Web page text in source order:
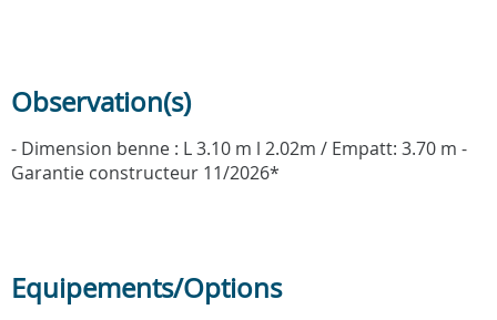
Observation(s)
- Dimension benne : L 3.10 m l 2.02m / Empatt: 3.70 m -
Garantie constructeur 11/2026*
Equipements/Options